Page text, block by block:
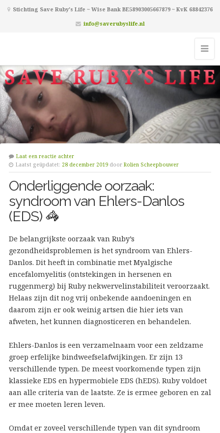
Stichting Save Ruby's Life ~ Wise Bank BE58903005667879 ~ KvK 68842376
info@saverubyslife.nl
Laat een reactie achter
Laatst geüpdatet: 28 december 2019 door Rolien Scheepbouwer
Onderliggende oorzaak:
syndroom van Ehlers-Danlos
(EDS) 🦓
De belangrijkste oorzaak van Ruby’s
gezondheidsproblemen is het syndroom van Ehlers-
Danlos. Dit heeft in combinatie met Myalgische
encefalomyelitis (ontstekingen in hersenen en
ruggenmerg) bij Ruby nekwervelinstabiliteit veroorzaakt.
Helaas zijn dit nog vrij onbekende aandoeningen en
daarom zijn er ook weinig artsen die hier iets van
afweten, het kunnen diagnosticeren en behandelen.
Ehlers-Danlos is een verzamelnaam voor een zeldzame
groep erfelijke bindweefselafwijkingen. Er zijn 13
verschillende typen. De meest voorkomende typen zijn
klassieke EDS en hypermobiele EDS (hEDS). Ruby voldoet
aan alle criteria van de laatste. Ze is ermee geboren en zal
er mee moeten leren leven.
Omdat er zoveel verschillende typen van dit syndroom